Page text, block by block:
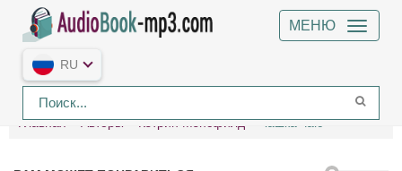
МЕНЮ
RU
Главная Авторы Кэтрин Мэнсфилд Чашка чаю